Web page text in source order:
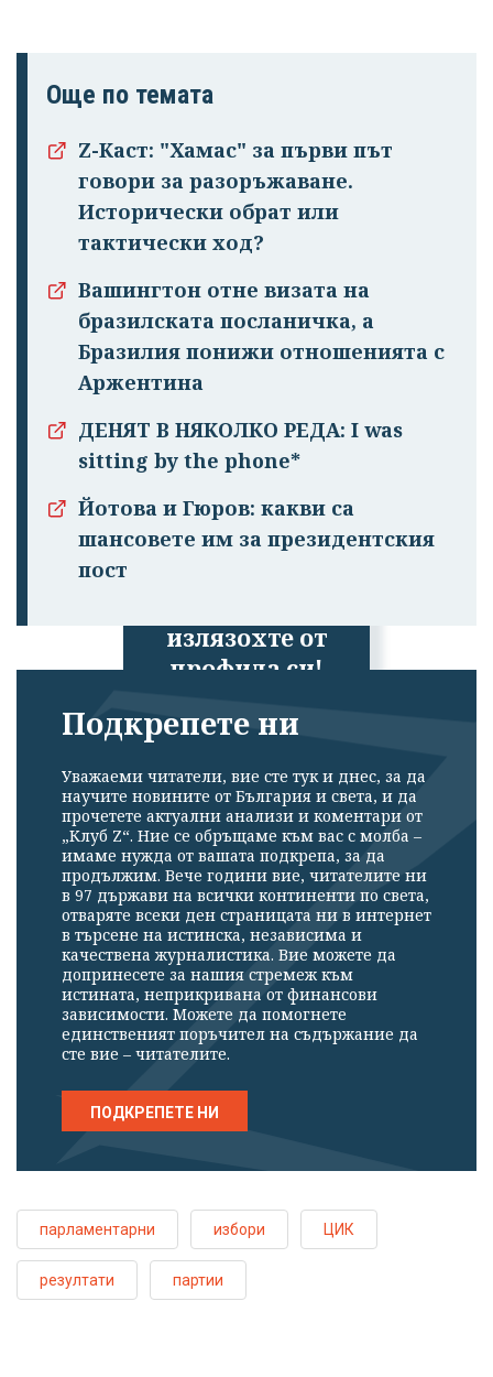
излязохте от
профила си!
Още по темата
Z-Каст: "Хамас" за първи път
говори за разоръжаване.
Исторически обрат или
тактически ход?
Вашингтон отне визата на
бразилската посланичка, а
Бразилия понижи отношенията с
Аржентина
ДЕНЯТ В НЯКОЛКО РЕДА: I was
sitting by the phone*
Йотова и Гюров: какви са
шансовете им за президентския
пост
Подкрепете ни
Уважаеми читатели, вие сте тук и днес, за да
научите новините от България и света, и да
прочетете актуални анализи и коментари от
„Клуб Z“. Ние се обръщаме към вас с молба –
имаме нужда от вашата подкрепа, за да
продължим. Вече години вие, читателите ни
в 97 държави на всички континенти по света,
отваряте всеки ден страницата ни в интернет
в търсене на истинска, независима и
качествена журналистика. Вие можете да
допринесете за нашия стремеж към
истината, неприкривана от финансови
зависимости. Можете да помогнете
единственият поръчител на съдържание да
сте вие – читателите.
ПОДКРЕПЕТЕ НИ
парламентарни избори ЦИК
резултати партии